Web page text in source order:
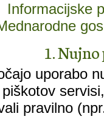
Informacijske
1.
uporabo
pravilno